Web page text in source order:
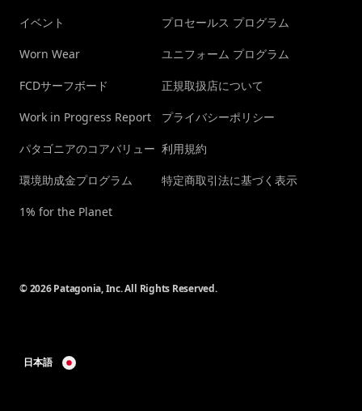
イベント
Worn Wear
FCDサーフボード
Work in Progress Report
パタゴニアのコアバリュー
環境助成金プログラム
1% for the Planet
プロセールス プログラム
ユニフォーム プログラム
正規取扱店について
プライバシーポリシー
利用規約
特定商取引法に基づく表示
© 2026 Patagonia, Inc. All Rights Reserved.
日本語